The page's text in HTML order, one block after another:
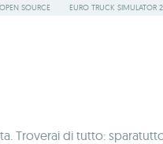
SOURCE EURO TRUCK SIMULATOR
Troverai di tutto: